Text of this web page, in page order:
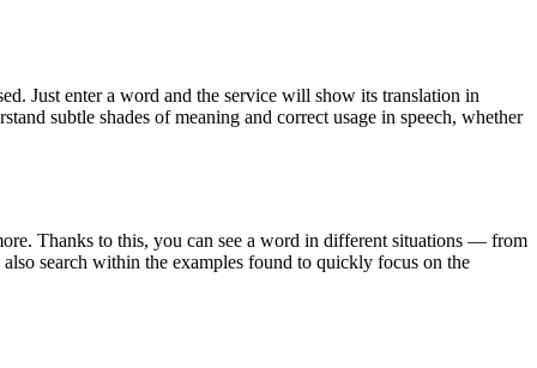
Just enter a word and the service will show its translation in
subtle shades of meaning and correct usage in speech, whether
Thanks to this, you can see a word in different situations — from
search within the examples found to quickly focus on the